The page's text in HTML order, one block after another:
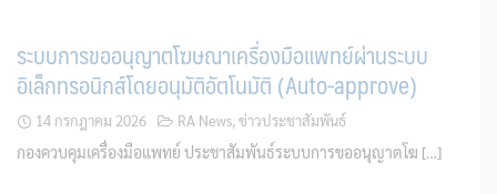
ระบบการขออนุญาตโฆษณาเครื่องมือแพทย์ผ่านระบบ
อิเล็กทรอนิกส์โดยอนุมัติอัตโนมัติ (Auto-approve)
14 กรกฎาคม 2026 RA News, ข่าวประชาสัมพันธ์
กองควบคุมเครื่องมือแพทย์ ประชาสัมพันธ์ระบบการขออนุญาตโฆ […]